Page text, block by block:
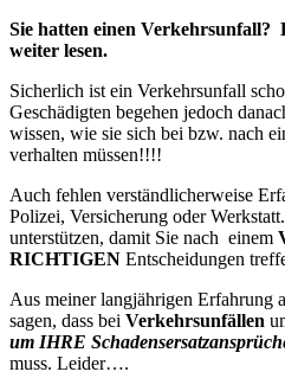
Sie hatten einen Verkehrsunfall?
weiter lesen.
Sicherlich ist ein Verkehrsunfall
Geschädigten begehen jedoch
wissen, wie sie sich bei bzw. nach
verhalten müssen!!!!
Auch fehlen verständlicherweise
Polizei, Versicherung oder
unterstützen, damit Sie nach einem
RICHTIGEN Entscheidungen
Aus meiner langjährigen Erfahrung
sagen, dass bei Verkehrsunfällen
um IHRE
muss. Leider….